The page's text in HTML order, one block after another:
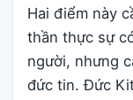
Hai điểm này
thần thực sự
người, nhưng
đức tin. Đức